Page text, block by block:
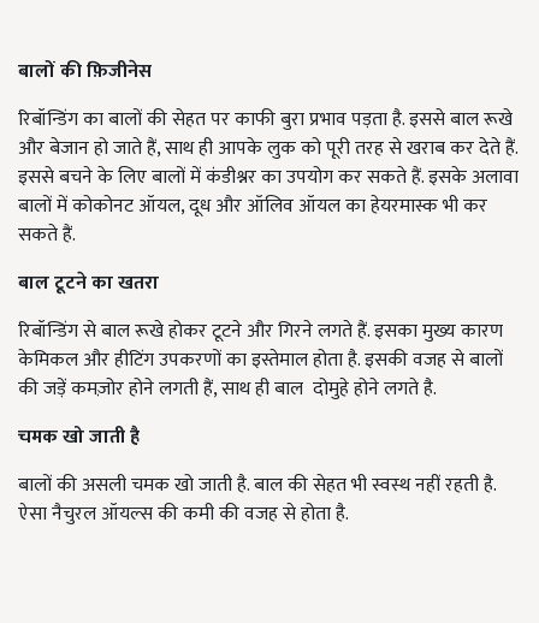
बालों की फ़िजीनेस
रिबॉन्डिंग का बालों की सेहत पर काफी बुरा प्रभाव पड़ता है. इससे बाल रूखे
और बेजान हो जाते हैं, साथ ही आपके लुक को पूरी तरह से खराब कर देते हैं.
इससे बचने के लिए बालों में कंडीश्नर का उपयोग कर सकते हैं. इसके अलावा
बालों में कोकोनट ऑयल, दूध और ऑलिव ऑयल का हेयरमास्क भी कर
सकते हैं.
बाल टूटने का खतरा
रिबॉन्डिंग से बाल रूखे होकर टूटने और गिरने लगते हैं. इसका मुख्य कारण
केमिकल और हीटिंग उपकरणों का इस्तेमाल होता है. इसकी वजह से बालों
की जड़ें कमज़ोर होने लगती हैं, साथ ही बाल दोमुहे होने लगते है.
चमक खो जाती है
बालों की असली चमक खो जाती है. बाल की सेहत भी स्वस्थ नहीं रहती है.
ऐसा नैचुरल ऑयल्स की कमी की वजह से होता है.